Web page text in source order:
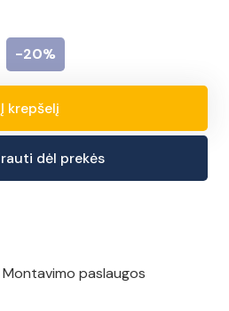
€.
-20%
Į krepšelį
dėl prekės
Montavimo paslaugos